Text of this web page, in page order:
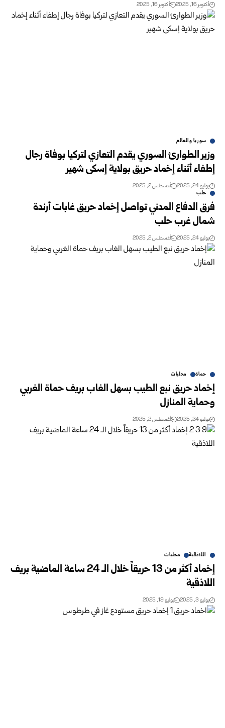
أكتوبر 16, 2025 أكتوبر 16, 2025
سوريا والعالم
وزير الطوارئ السوري يقدم التعازي لتركيا بوفاة رجال
إطفاء أثناء إخماد حريق بولاية إسكى شهير
يوليو 24, 2025 أغسطس 2, 2025
حلب
فرق الدفاع المدني تواصل إخماد حريق غابات أرندة
شمال غرب حلب
يوليو 24, 2025 أغسطس 2, 2025
حماة محليات
إخماد حريق نبع الطيب بسهل الغاب بريف حماة الغربي
وحماية المنازل
يوليو 24, 2025 أغسطس 2, 2025
اللاذقية محليات
إخماد أكثر من 13 حريقاً خلال الـ 24 ساعة الماضية بريف
اللاذقية
يوليو 3, 2025 يوليو 19, 2025